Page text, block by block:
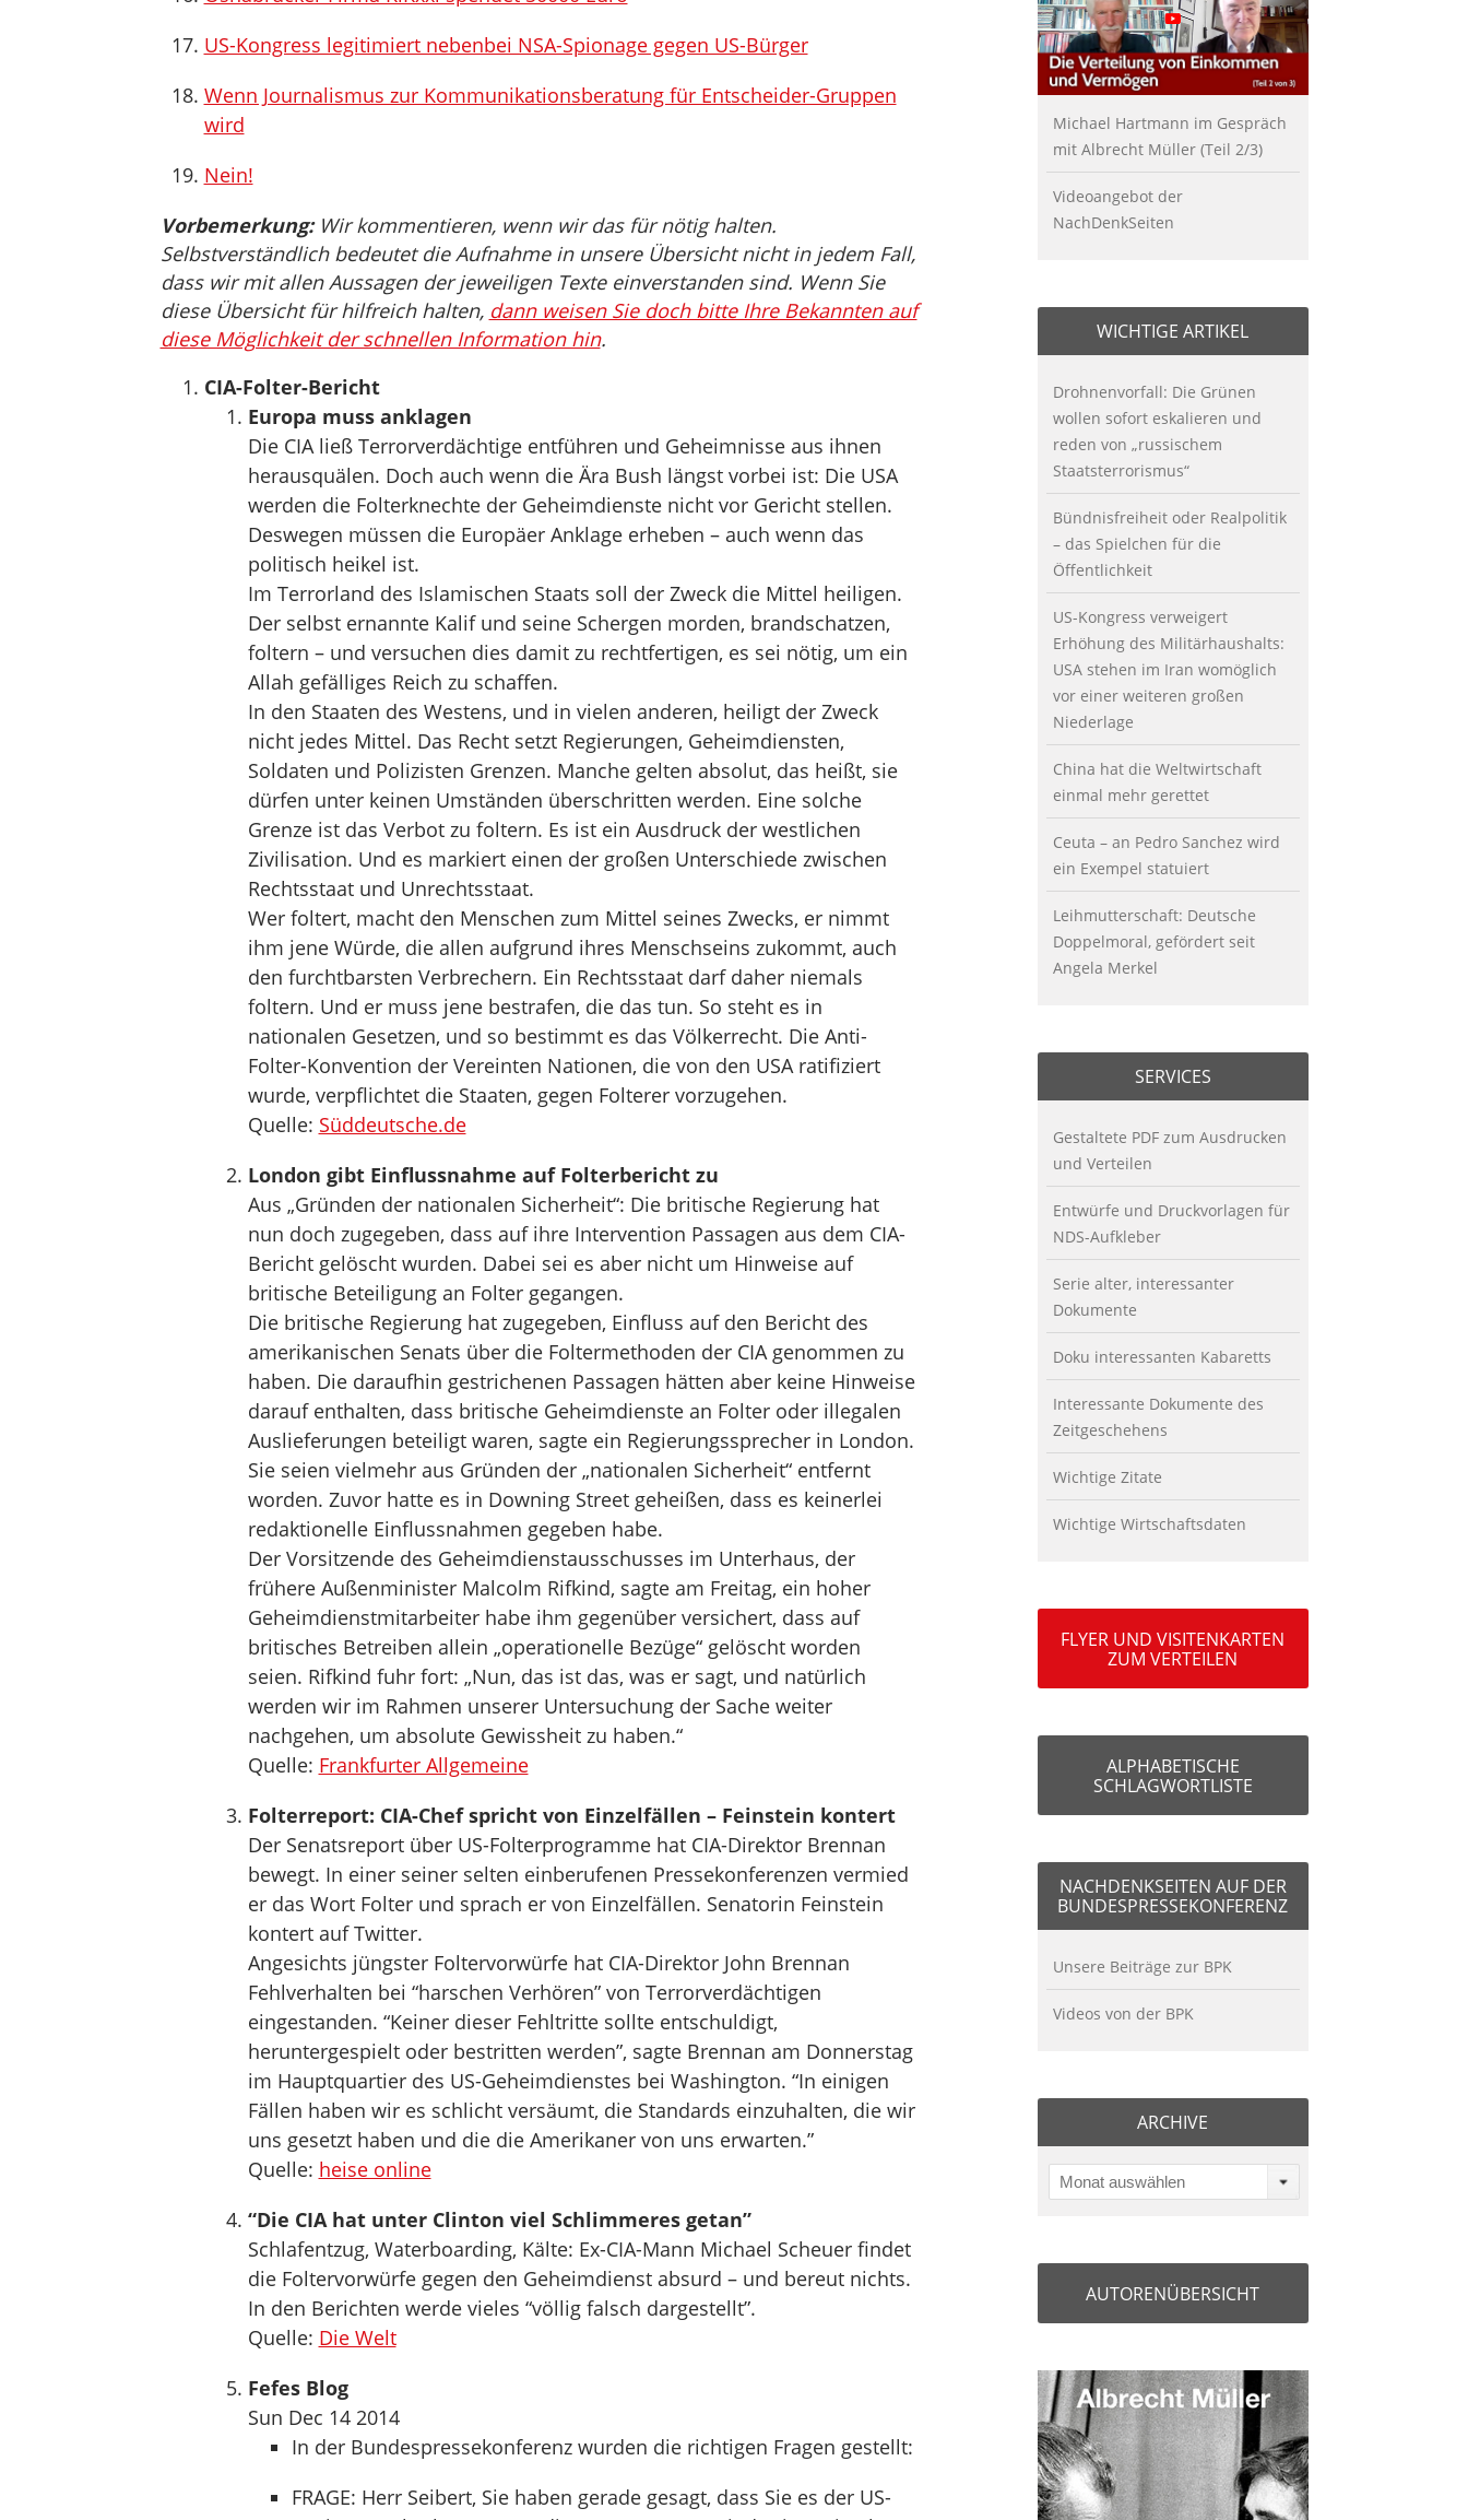
US-Kongress legitimiert nebenbei NSA-Spionage gegen US-Bürger
Wenn Journalismus zur Kommunikationsberatung für Entscheider-Gruppen
wird
Nein!
Vorbemerkung:Wir kommentieren, wenn wir das für nötig halten.
Selbstverständlich bedeutet die Aufnahme in unsere Übersicht nicht in jedem Fall,
dass wir mit allen Aussagen der jeweiligen Texte einverstanden sind. Wenn Sie
diese Übersicht für hilfreich halten, dann weisen Sie doch bitte Ihre Bekannten auf
diese Möglichkeit der schnellen Information hin.
CIA-Folter-Bericht
Europa muss anklagen
Die CIA ließ Terrorverdächtige entführen und Geheimnisse aus ihnen
herausquälen. Doch auch wenn die Ära Bush längst vorbei ist: Die USA
werden die Folterknechte der Geheimdienste nicht vor Gericht stellen.
Deswegen müssen die Europäer Anklage erheben – auch wenn das
politisch heikel ist.
Im Terrorland des Islamischen Staats soll der Zweck die Mittel heiligen.
Der selbst ernannte Kalif und seine Schergen morden, brandschatzen,
foltern – und versuchen dies damit zu rechtfertigen, es sei nötig, um ein
Allah gefälliges Reich zu schaffen.
In den Staaten des Westens, und in vielen anderen, heiligt der Zweck
nicht jedes Mittel. Das Recht setzt Regierungen, Geheimdiensten,
Soldaten und Polizisten Grenzen. Manche gelten absolut, das heißt, sie
dürfen unter keinen Umständen überschritten werden. Eine solche
Grenze ist das Verbot zu foltern. Es ist ein Ausdruck der westlichen
Zivilisation. Und es markiert einen der großen Unterschiede zwischen
Rechtsstaat und Unrechtsstaat.
Wer foltert, macht den Menschen zum Mittel seines Zwecks, er nimmt
ihm jene Würde, die allen aufgrund ihres Menschseins zukommt, auch
den furchtbarsten Verbrechern. Ein Rechtsstaat darf daher niemals
foltern. Und er muss jene bestrafen, die das tun. So steht es in
nationalen Gesetzen, und so bestimmt es das Völkerrecht. Die Anti-
Folter-Konvention der Vereinten Nationen, die von den USA ratifiziert
wurde, verpflichtet die Staaten, gegen Folterer vorzugehen.
Quelle: Süddeutsche.de
London gibt Einflussnahme auf Folterbericht zu
Aus „Gründen der nationalen Sicherheit“: Die britische Regierung hat
nun doch zugegeben, dass auf ihre Intervention Passagen aus dem CIA-
Bericht gelöscht wurden. Dabei sei es aber nicht um Hinweise auf
britische Beteiligung an Folter gegangen.
Die britische Regierung hat zugegeben, Einfluss auf den Bericht des
amerikanischen Senats über die Foltermethoden der CIA genommen zu
haben. Die daraufhin gestrichenen Passagen hätten aber keine Hinweise
darauf enthalten, dass britische Geheimdienste an Folter oder illegalen
Auslieferungen beteiligt waren, sagte ein Regierungssprecher in London.
Sie seien vielmehr aus Gründen der „nationalen Sicherheit“ entfernt
worden. Zuvor hatte es in Downing Street geheißen, dass es keinerlei
redaktionelle Einflussnahmen gegeben habe.
Der Vorsitzende des Geheimdienstausschusses im Unterhaus, der
frühere Außenminister Malcolm Rifkind, sagte am Freitag, ein hoher
Geheimdienstmitarbeiter habe ihm gegenüber versichert, dass auf
britisches Betreiben allein „operationelle Bezüge“ gelöscht worden
seien. Rifkind fuhr fort: „Nun, das ist das, was er sagt, und natürlich
werden wir im Rahmen unserer Untersuchung der Sache weiter
nachgehen, um absolute Gewissheit zu haben.“
Quelle: Frankfurter Allgemeine
Folterreport: CIA-Chef spricht von Einzelfällen – Feinstein kontert
Der Senatsreport über US-Folterprogramme hat CIA-Direktor Brennan
bewegt. In einer seiner selten einberufenen Pressekonferenzen vermied
er das Wort Folter und sprach er von Einzelfällen. Senatorin Feinstein
kontert auf Twitter.
Angesichts jüngster Foltervorwürfe hat CIA-Direktor John Brennan
Fehlverhalten bei “harschen Verhören” von Terrorverdächtigen
eingestanden. “Keiner dieser Fehltritte sollte entschuldigt,
heruntergespielt oder bestritten werden”, sagte Brennan am Donnerstag
im Hauptquartier des US-Geheimdienstes bei Washington. “In einigen
Fällen haben wir es schlicht versäumt, die Standards einzuhalten, die wir
uns gesetzt haben und die die Amerikaner von uns erwarten.”
Quelle: heise online
“Die CIA hat unter Clinton viel Schlimmeres getan”
Schlafentzug, Waterboarding, Kälte: Ex-CIA-Mann Michael Scheuer findet
die Foltervorwürfe gegen den Geheimdienst absurd – und bereut nichts.
In den Berichten werde vieles “völlig falsch dargestellt”.
Quelle: Die Welt
Fefes Blog
Sun Dec 14 2014
In der Bundespressekonferenz wurden die richtigen Fragen gestellt:
FRAGE: Herr Seibert, Sie haben gerade gesagt, dass Sie es der US-
Michael Hartmann im Gespräch
mit Albrecht Müller (Teil 2/3)
Videoangebot der
NachDenkSeiten
WICHTIGE ARTIKEL
Drohnenvorfall: Die Grünen
wollen sofort eskalieren und
reden von „russischem
Staatsterrorismus“
Bündnisfreiheit oder Realpolitik
– das Spielchen für die
Öffentlichkeit
US-Kongress verweigert
Erhöhung des Militärhaushalts:
USA stehen im Iran womöglich
vor einer weiteren großen
Niederlage
China hat die Weltwirtschaft
einmal mehr gerettet
Ceuta – an Pedro Sanchez wird
ein Exempel statuiert
Leihmutterschaft: Deutsche
Doppelmoral, gefördert seit
Angela Merkel
SERVICES
Gestaltete PDF zum Ausdrucken
und Verteilen
Entwürfe und Druckvorlagen für
NDS-Aufkleber
Serie alter, interessanter
Dokumente
Doku interessanten Kabaretts
Interessante Dokumente des
Zeitgeschehens
Wichtige Zitate
Wichtige Wirtschaftsdaten
FLYER UND VISITENKARTEN
ZUM VERTEILEN
ALPHABETISCHE
SCHLAGWORTLISTE
NACHDENKSEITEN AUF DER
BUNDESPRESSEKONFERENZ
Unsere Beiträge zur BPK
Videos von der BPK
ARCHIVE
Monat auswählen
AUTORENÜBERSICHT